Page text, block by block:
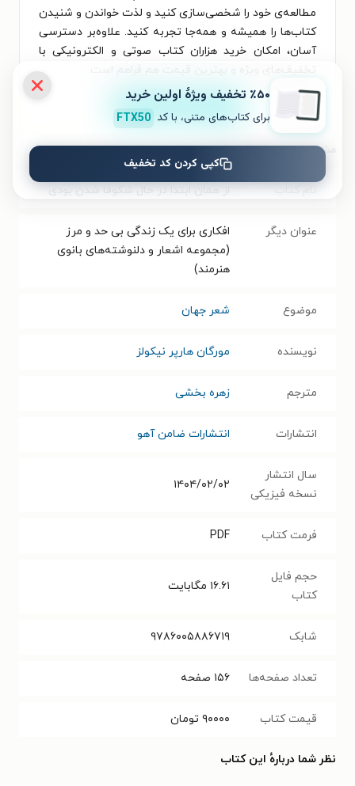
مطالعه‌ی خود را شخصی‌سازی کنید و لذت خواندن و شنیدن
کتاب‌ها را همیشه و همه‌جا تجربه کنید. علاوه‌بر دسترسی
آسان، امکان خرید هزاران کتاب صوتی و الکترونیکی با
نصب
مشخصات کتاب الکترونیکی
نام کتاب از همان ابتدا در حال شکوفا شدن بودی
عنوان دیگر
افکاری برای یک زندگی بی حد و مرز
(مجموعه اشعار و دلنوشته‌های بانوی
هنرمند)
موضوع شعر جهان
نویسنده مورگان هارپر نیكولز
مترجم زهره بخشی
انتشارات انتشارات ضامن آهو
سال انتشار
نسخه فیزیکی
۱۴۰۴/۰۲/۰۲
فرمت کتاب PDF
حجم فایل
کتاب
۱۶.۶۱ مگابایت
شابک ۹۷۸۶۰۰۵۸۸۶۷۱۹
تعداد صفحه‌ها ۱۵۶ صفحه
قیمت کتاب ۹۰۰۰۰ تومان
نظر شما دربارهٔ این کتاب
٪۵۰ تخفیف ویژۀ اولین خرید
برای کتاب‌های متنی، با کد FTX50
کپی کردن کد تخفیف